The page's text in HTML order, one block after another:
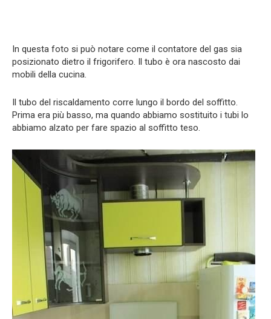
In questa foto si può notare come il contatore del gas sia
posizionato dietro il frigorifero. Il tubo è ora nascosto dai
mobili della cucina.
Il tubo del riscaldamento corre lungo il bordo del soffitto.
Prima era più basso, ma quando abbiamo sostituito i tubi lo
abbiamo alzato per fare spazio al soffitto teso.